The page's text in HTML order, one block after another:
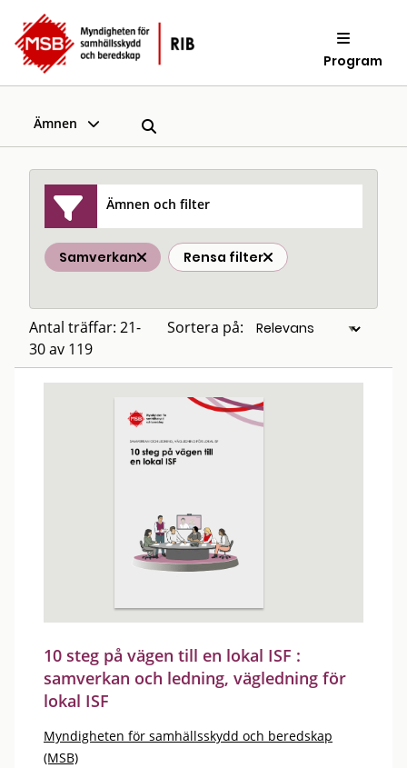
Program
Ämnen
Ämnen och filter
Samverkan Rensa filter
Antal träffar: 21-
30 av 119
Sortera på:
10 steg på vägen till en lokal ISF :
samverkan och ledning, vägledning för
lokal ISF
Myndigheten för samhällsskydd och beredskap
(MSB)